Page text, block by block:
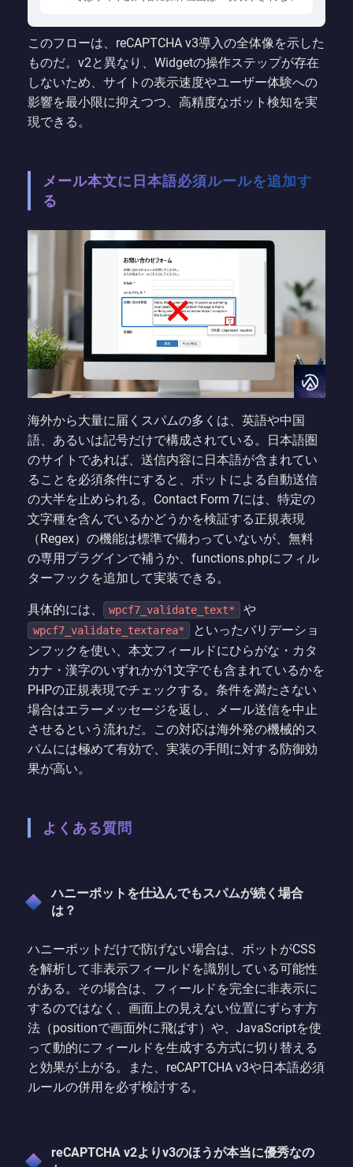
このフローは、reCAPTCHA v3導入の全体像を示した
ものだ。v2と異なり、Widgetの操作ステップが存在
しないため、サイトの表示速度やユーザー体験への
影響を最小限に抑えつつ、高精度なボット検知を実
現できる。
メール本文に日本語必須ルールを追加す
る
海外から大量に届くスパムの多くは、英語や中国
語、あるいは記号だけで構成されている。日本語圏
のサイトであれば、送信内容に日本語が含まれてい
ることを必須条件にすると、ボットによる自動送信
の大半を止められる。Contact Form 7には、特定の
文字種を含んでいるかどうかを検証する正規表現
（Regex）の機能は標準で備わっていないが、無料
の専用プラグインで補うか、functions.phpにフィル
ターフックを追加して実装できる。
具体的には、 wpcf7_validate_text* や
wpcf7_validate_textarea*
といったバリデーショ
ンフックを使い、本文フィールドにひらがな・カタ
カナ・漢字のいずれかが1文字でも含まれているかを
PHPの正規表現でチェックする。条件を満たさない
場合はエラーメッセージを返し、メール送信を中止
させるという流れだ。この対応は海外発の機械的ス
パムには極めて有効で、実装の手間に対する防御効
果が高い。
よくある質問
ハニーポットを仕込んでもスパムが続く場合
は？
ハニーポットだけで防げない場合は、ボットがCSS
を解析して非表示フィールドを識別している可能性
がある。その場合は、フィールドを完全に非表示に
するのではなく、画面上の見えない位置にずらす方
法（positionで画面外に飛ばす）や、JavaScriptを使
って動的にフィールドを生成する方式に切り替える
と効果が上がる。また、reCAPTCHA v3や日本語必須
ルールの併用を必ず検討する。
reCAPTCHA v2よりv3のほうが本当に優秀なの